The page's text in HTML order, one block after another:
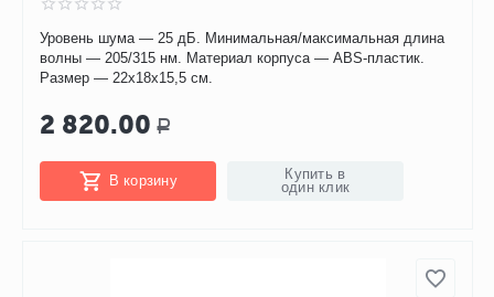
Уровень шума — 25 дБ. Минимальная/максимальная длина
волны — 205/315 нм. Материал корпуса — ABS-пластик.
Размер — 22х18х15,5 см.
2 820.00 Р
В корзину
Купить в
один клик